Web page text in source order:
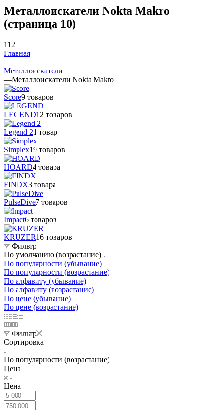
Металлоискатели Nokta Makro
(страница 10)
112
Главная
—
Металлоискатели
—Металлоискатели Nokta Makro
Score9 товаров
LEGEND12 товаров
Legend 21 товар
Simplex19 товаров
HOARD4 товара
FINDX3 товара
PulseDive7 товаров
Impact6 товаров
KRUZER16 товаров
Фильтр
По умолчанию (возрастание)
По популярности (убывание)
По популярности (возрастание)
По алфавиту (убывание)
По алфавиту (возрастание)
По цене (убывание)
По цене (возрастание)
Фильтр
Сортировка
По популярности (возрастание)
Цена
Цена